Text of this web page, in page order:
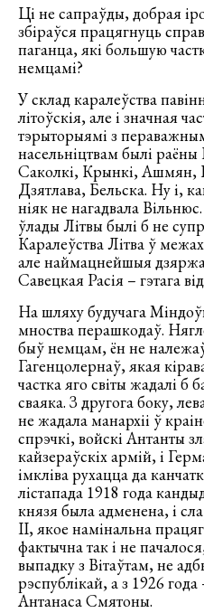
Ці не сапраўды, добрая
збіраўся працягнуць
паганца, які большую
немцамі?
У склад каралеўства
літоўскія, але і значная
тэрыторыямі з
насельніцтвам былі раёны
Саколкі, Крынкі, Ашмян,
Дзятлава, Бельска. Ну і,
ніяк не нагадвала
ўлады Літвы былі б не
Каралеўства Літва ў
але наймацнейшыя
Савецкая Расія – гэтага
На шляху будучага
мноства перашкодаў.
быў немцам, ён не
Гагенцолернаў, якая
частка яго світы жадалі б
сваяка. З другога боку,
не жадала манархіі ў
спрэчкі, войскі Антанты
кайзераўскіх армій, і
імкліва рухацца да
лістапада 1918 года
князя была адменена, і
II, якое намінальна
фактычна так і не
выпадку з Вітаўтам, не
рэспублікай, а з 1926
Антанаса Смятоны.